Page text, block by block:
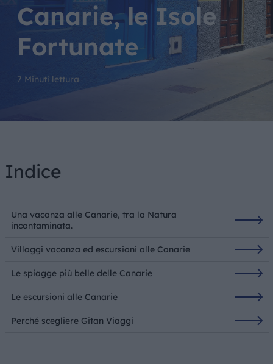
Canarie, le Isole
Fortunate
7 Minuti lettura
Indice
Una vacanza alle Canarie, tra la Natura
incontaminata.
Villaggi vacanza ed escursioni alle Canarie
Le spiagge più belle delle Canarie
Le escursioni alle Canarie
Perché scegliere Gitan Viaggi